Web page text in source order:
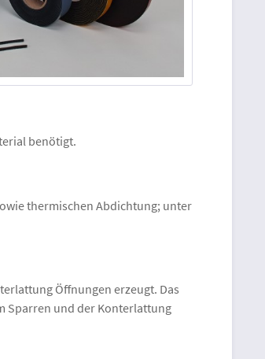
benötigt.
thermischen Abdichtung; unter
Öffnungen erzeugt. Das
Sparren und der Konterlattung